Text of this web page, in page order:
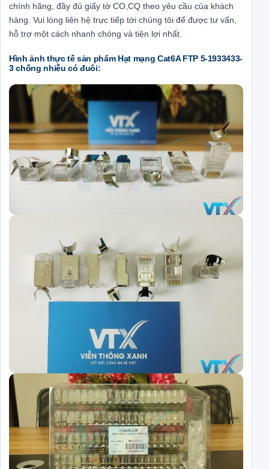
chính hãng, đầy đủ giấy tờ CO,CQ theo yêu cầu của khách
hàng. Vui lòng liên hệ trực tiếp tới chúng tôi để được tư vấn,
hỗ trợ một cách nhanh chóng và tiện lợi nhất.
Hình ảnh thực tế sản phẩm Hạt mạng Cat6A FTP 5-1933433-
3 chống nhiễu có đuôi: